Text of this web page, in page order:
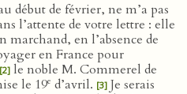
début de février, ne m’a pas
l’attente de votre lettre : elle
marchand, en l’absence de
en France pour
[2] le noble M. Commerel de
le 19e d’avril. [3] Je serais